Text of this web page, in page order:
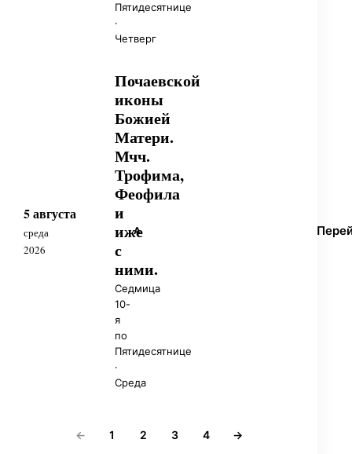
Пятидесятнице
·
Четверг
5 августа
среда
2026
Почаевской
иконы
Божией
Матери.
Мчч.
Трофима,
Феофила
и
иже
с
ними.
Седмица
10-
я
по
Пятидесятнице
·
Среда
А
← 1 2 3 4 →